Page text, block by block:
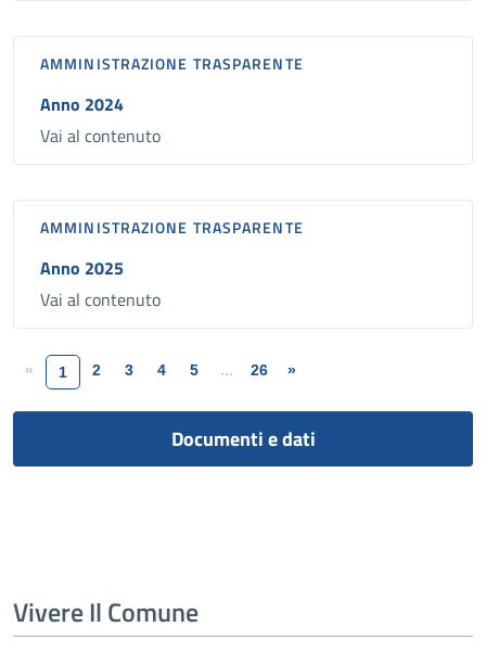
AMMINISTRAZIONE TRASPARENTE
Anno 2024
Vai al contenuto
AMMINISTRAZIONE TRASPARENTE
Anno 2025
Vai al contenuto
« 1 2 3 4 5 ... 26 »
Documenti e dati
Vivere Il Comune